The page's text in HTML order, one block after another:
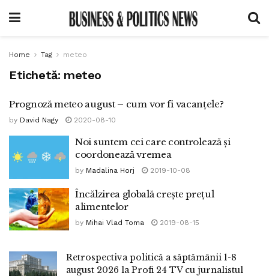
Home Tag meteo
Etichetă: meteo
Prognoză meteo august – cum vor fi vacanțele?
by David Nagy 2020-08-10
Noi suntem cei care controlează și
coordonează vremea
by Madalina Horj 2019-10-08
Încălzirea globală creşte preţul
alimentelor
by Mihai Vlad Toma 2019-08-15
Retrospectiva politică a săptămânii 1-8
august 2026 la Profi 24 TV cu jurnalistul